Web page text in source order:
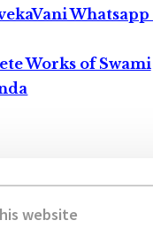
Works of Swami